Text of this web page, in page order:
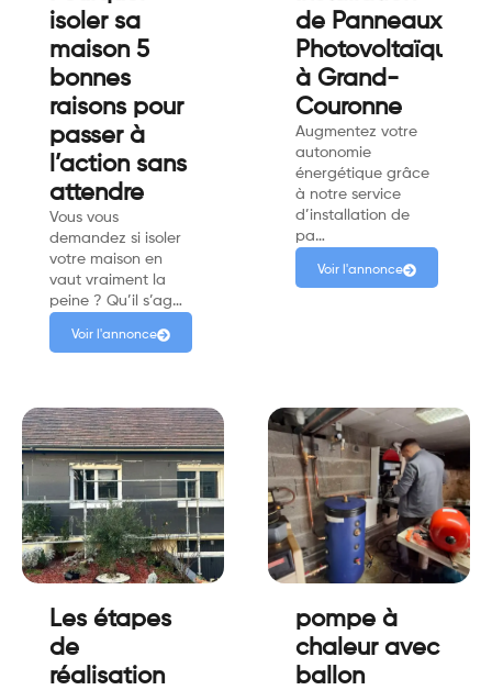
isoler sa
maison 5
bonnes
raisons pour
passer à
l’action sans
attendre
Vous vous
demandez si isoler
votre maison en
vaut vraiment la
peine ? Qu’il s’ag…
Voir l'annonce
de Panneaux
Photovoltaïques
à Grand-
Couronne
Augmentez votre
autonomie
énergétique grâce
à notre service
d’installation de
pa…
Voir l'annonce
Les étapes
de
réalisation
pompe à
chaleur avec
ballon